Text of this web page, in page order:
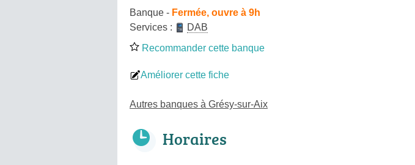
Banque - Fermée, ouvre à 9h
Services :
DAB
Recommander cette banque
Améliorer cette fiche
Autres banques à Grésy-sur-Aix
Horaires